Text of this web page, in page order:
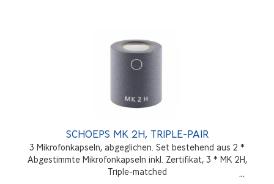
SCHOEPS MK 2H, TRIPLE-PAIR
3 Mikrofonkapseln, abgeglichen. Set bestehend aus 2 *
Abgestimmte Mikrofonkapseln inkl. Zertifikat, 3 * MK 2H,
Triple-matched